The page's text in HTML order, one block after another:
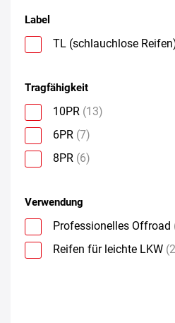
Label
TL (schlauchlose
Tragfähigkeit
10PR (13)
6PR (7)
8PR (6)
Verwendung
Professionelles Offroad
Reifen für leichte LKW